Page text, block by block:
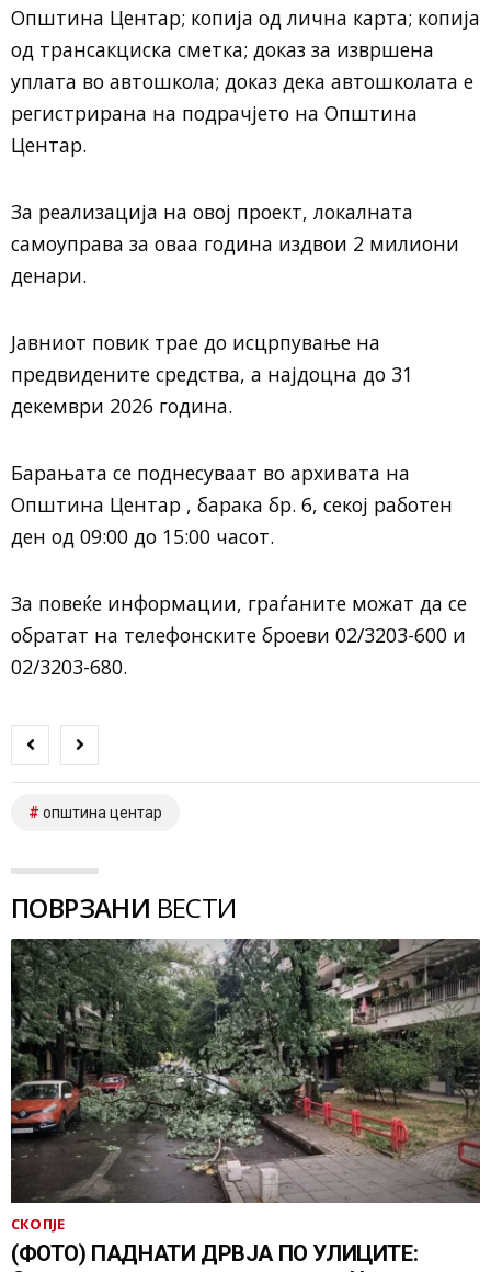
Општина Центар; копија од лична карта; копија
од трансакциска сметка; доказ за извршена
уплата во автошкола; доказ дека автошколата е
регистрирана на подрачјето на Општина
Центар.
За реализација на овој проект, локалната
самоуправа за оваа година издвои 2 милиони
денари.
Јавниот повик трае до исцрпување на
предвидените средства, а најдоцна до 31
декември 2026 година.
Барањата се поднесуваат во архивата на
Општина Центар , барака бр. 6, секој работен
ден од 09:00 до 15:00 часот.
За повеќе информации, граѓаните можат да се
обратат на телефонските броеви 02/3203-600 и
02/3203-680.
општина центар
ПОВРЗАНИ ВЕСТИ
СКОПЈЕ
(ФОТО) ПАДНАТИ ДРВЈА ПО УЛИЦИТЕ: